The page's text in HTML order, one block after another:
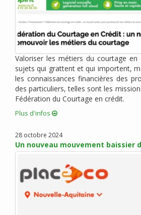
avril 2020 (6)
mars 2020 (3)
février 2020 (1)
janvier 2020 (1)
décembre 2019 (4)
novembre 2019 (2)
octobre 2019 (1)
septembre 2019 (1)
août 2019 (4)
juin 2019 (1)
mai 2019 (2)
mars 2019 (4)
février 2019 (3)
janvier 2019 (5)
Valoriser les métiers du courtage en
sujets qui grattent et qui importent,
les connaissances financières des
des particuliers, telles sont les
Fédération du Courtage en crédit.
Plus d'infos
28 octobre 2024
Un nouveau mouvement baissier